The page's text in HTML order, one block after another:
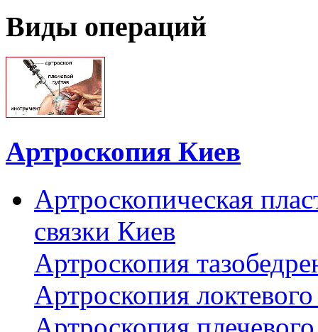
Виды операций
Артроскопия Киев
Артроскопическая
связки Киев
Артроскопия
Артроскопия